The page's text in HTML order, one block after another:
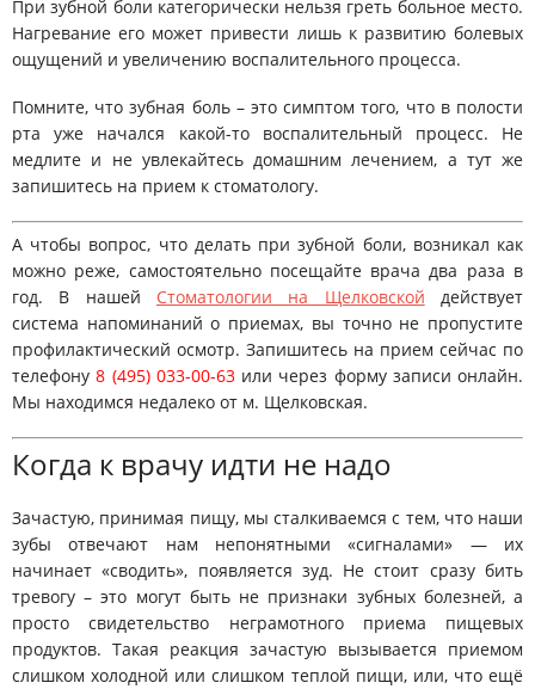
При зубной боли категорически нельзя греть больное место.
Нагревание его может привести лишь к развитию болевых
ощущений и увеличению воспалительного процесса.
Помните, что зубная боль – это симптом того, что в полости
рта уже начался какой-то воспалительный процесс. Не
медлите и не увлекайтесь домашним лечением, а тут же
запишитесь на прием к стоматологу.
А чтобы вопрос, что делать при зубной боли, возникал как
можно реже, самостоятельно посещайте врача два раза в
год. В нашей Стоматологии на Щелковской действует
система напоминаний о приемах, вы точно не пропустите
профилактический осмотр. Запишитесь на прием сейчас по
телефону8 (495) 033-00-63или через форму записи онлайн.
Мы находимся недалеко от м. Щелковская.
Когда к врачу идти не надо
Зачастую, принимая пищу, мы сталкиваемся с тем, что наши
зубы отвечают нам непонятными «сигналами» — их
начинает «сводить», появляется зуд. Не стоит сразу бить
тревогу – это могут быть не признаки зубных болезней, а
просто свидетельство неграмотного приема пищевых
продуктов. Такая реакция зачастую вызывается приемом
слишком холодной или слишком теплой пищи, или, что ещё